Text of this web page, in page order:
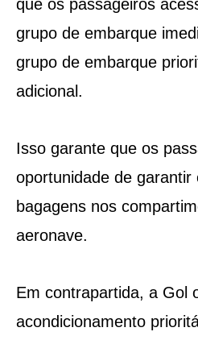
que os passageiros
grupo de embarque
grupo de embarque
adicional.
Isso garante que os
oportunidade de garantir
bagagens nos
aeronave.
Em contrapartida, a Gol
acondicionamento